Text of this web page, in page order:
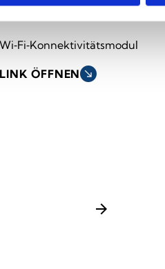
PrimeWiFi
Wi‑Fi‑Konnektivitätsmodul
LINK ÖFFNEN south_east
arrow_forward